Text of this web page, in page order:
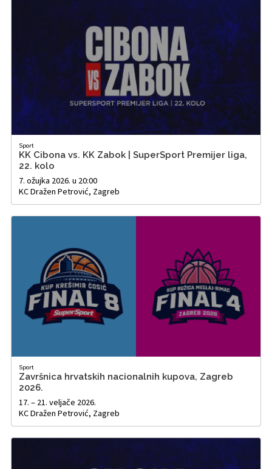
Sport
KK Cibona vs. KK Zabok | SuperSport Premijer liga,
22. kolo
7. ožujka 2026. u 20:00
KC Dražen Petrović, Zagreb
Sport
Završnica hrvatskih nacionalnih kupova, Zagreb
2026.
17. – 21. veljače 2026.
KC Dražen Petrović, Zagreb